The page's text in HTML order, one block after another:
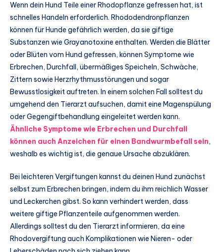
Wenn dein Hund Teile einer Rhodopflanze gefressen hat, ist
schnelles Handeln erforderlich. Rhododendronpflanzen
können für Hunde gefährlich werden, da sie giftige
Substanzen wie Grayanotoxine enthalten. Werden die Blätter
oder Blüten vom Hund gefressen, können Symptome wie
Erbrechen, Durchfall, übermäßiges Speicheln, Schwäche,
Zittern sowie Herzrhythmusstörungen und sogar
Bewusstlosigkeit auftreten. In einem solchen Fall solltest du
umgehend den Tierarzt aufsuchen, damit eine Magenspülung
oder Gegengiftbehandlung eingeleitet werden kann.
Ähnliche Symptome wie Erbrechen und Durchfall
können auch Anzeichen für einen Bandwurmbefall sein,
weshalb es wichtig ist, die genaue Ursache abzuklären.
Bei leichteren Vergiftungen kannst du deinen Hund zunächst
selbst zum Erbrechen bringen, indem du ihm reichlich Wasser
und Leckerchen gibst. So kann verhindert werden, dass
weitere giftige Pflanzenteile aufgenommen werden.
Allerdings solltest du den Tierarzt informieren, da eine
Rhodovergiftung auch Komplikationen wie Nieren- oder